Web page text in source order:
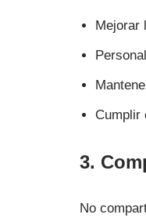
Mejorar
Cumplir
3.
No